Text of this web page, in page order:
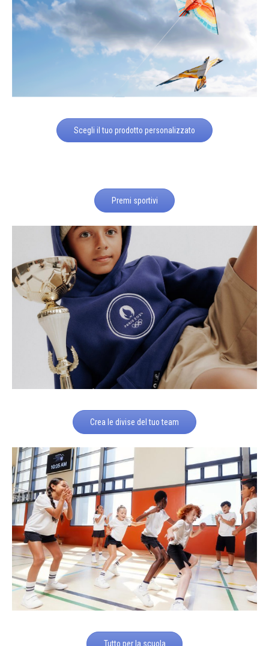
Scegli il tuo prodotto personalizzato
Premi sportivi
Crea le divise del tuo team
Tutto per la scuola